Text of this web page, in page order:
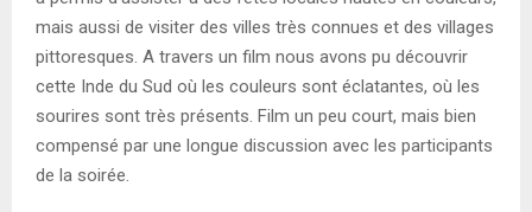
mais aussi de visiter des villes très connues et des villages
pittoresques. A travers un film nous avons pu découvrir
cette Inde du Sud où les couleurs sont éclatantes, où les
sourires sont très présents. Film un peu court, mais bien
compensé par une longue discussion avec les participants
de la soirée.